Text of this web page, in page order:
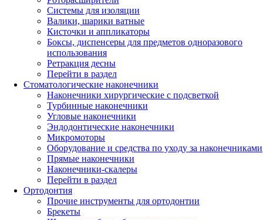
Системы для изоляции
Валики, шарики ватные
Кисточки и аппликаторы
Боксы, диспенсеры для предметов одноразового
использования
Ретракция десны
Перейти в раздел
Стоматологические наконечники
Наконечники хирургические с подсветкой
Турбинные наконечники
Угловые наконечники
Эндодонтические наконечники
Микромоторы
Оборудование и средства по уходу за наконечниками
Прямые наконечники
Наконечники-скалеры
Перейти в раздел
Ортодонтия
Прочие инструменты для ортодонтии
Брекеты